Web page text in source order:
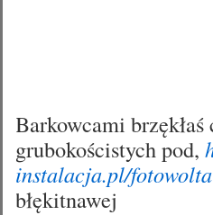
Barkowcami
grubokościstych pod,
instalacja.pl/
błękitnawej